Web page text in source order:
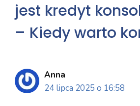
jest kredyt
– Kiedy warto
Anna
24 lipca 2025 o 16:58